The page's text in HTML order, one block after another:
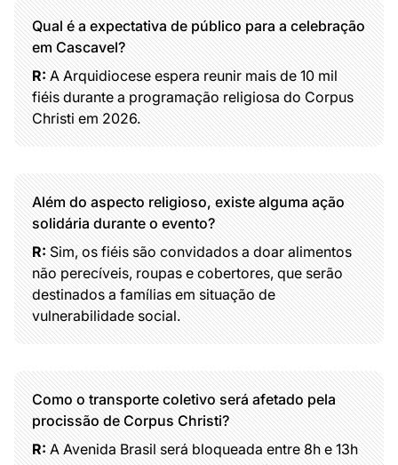
Qual é a expectativa de público para a celebração
em Cascavel?
R:A Arquidiocese espera reunir mais de 10 mil
fiéis durante a programação religiosa do Corpus
Christi em 2026.
Além do aspecto religioso, existe alguma ação
solidária durante o evento?
R:Sim, os fiéis são convidados a doar alimentos
não perecíveis, roupas e cobertores, que serão
destinados a famílias em situação de
vulnerabilidade social.
Como o transporte coletivo será afetado pela
procissão de Corpus Christi?
R:A Avenida Brasil será bloqueada entre 8h e 13h